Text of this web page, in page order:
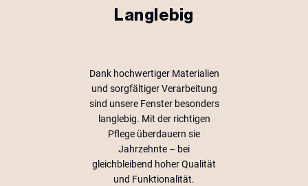
Langlebig
Dank hochwertiger Materialien
und sorgfältiger Verarbeitung
sind unsere Fenster besonders
langlebig. Mit der richtigen
Pflege überdauern sie
Jahrzehnte – bei
gleichbleibend hoher Qualität
und Funktionalität.